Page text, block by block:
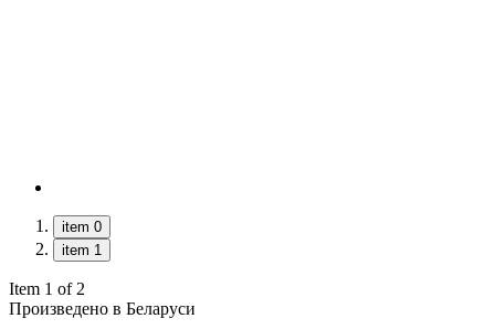
item 0
item 1
Item 1 of 2
Произведено в Беларуси